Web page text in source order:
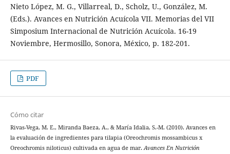
Nieto López, M. G., Villarreal, D., Scholz, U., González, M.
(Eds.). Avances en Nutrición Acuícola VII. Memorias del VII
Simposium Internacional de Nutrición Acuícola. 16-19
Noviembre, Hermosillo, Sonora, México, p. 182-201.
PDF
Cómo citar
Rivas-Vega, M. E., Miranda Baeza, A., & María Idalia, S.-M. (2010). Avances en
la evaluación de ingredientes para tilapia (Oreochromis mossambicus x
Oreochromis niloticus) cultivada en agua de mar.Avances En Nutrición